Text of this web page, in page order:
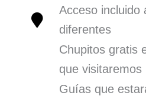
Acceso incluido
diferentes
Chupitos gratis
que visitaremos
Guías que